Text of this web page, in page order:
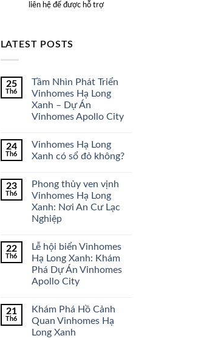
liên hệ để được hỗ trợ
LATEST POSTS
25
Th6
Tầm Nhìn Phát Triển
Vinhomes Hạ Long
Xanh – Dự Án
Vinhomes Apollo City
24
Th6
Vinhomes Hạ Long
Xanh có sổ đỏ không?
23
Th6
Phong thủy ven vịnh
Vinhomes Hạ Long
Xanh: Nơi An Cư Lạc
Nghiệp
22
Th6
Lễ hội biển Vinhomes
Hạ Long Xanh: Khám
Phá Dự Án Vinhomes
Apollo City
21
Th6
Khám Phá Hồ Cảnh
Quan Vinhomes Hạ
Long Xanh